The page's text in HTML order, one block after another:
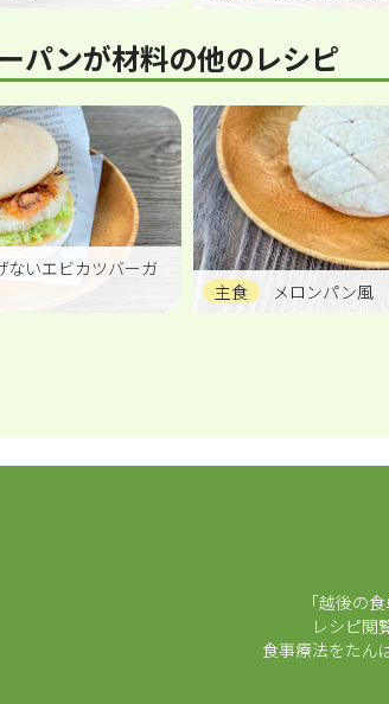
パンが材料の他のレシピ
ないエビカツバーガ
主食 メロンパン風
「越後の
レシピ閲
食事療法をたん